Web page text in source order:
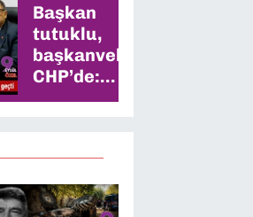
Başkan
tutuklu,
başkanvekili
CHP’de:
Meclis